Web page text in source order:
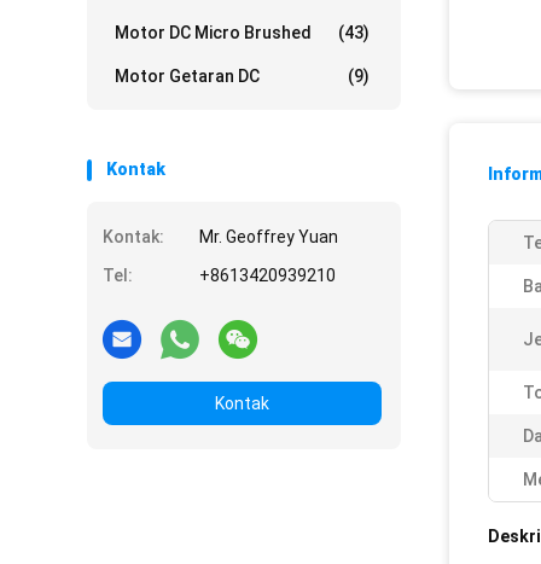
Motor DC Micro Brushed (43)
Motor Getaran DC (9)
Kontak
Kontak:
Mr. Geoffrey Yuan
Tel:
+8613420939210
Kontak